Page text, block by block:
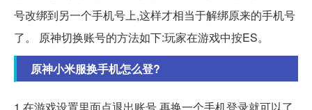
号改绑到另一个手机号上,这样才相当于解绑原来的手机号
了。 原神切换账号的方法如下:玩家在游戏中按ES。
原神小米服换手机怎么登?